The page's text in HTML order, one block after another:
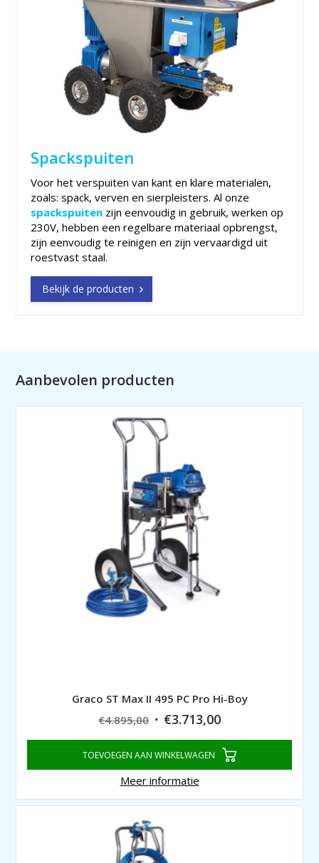
Spackspuiten
Voor het verspuiten van kant en klare materialen,
zoals: spack, verven en sierpleisters. Al onze
spackspuiten zijn eenvoudig in gebruik, werken op
230V, hebben een regelbare materiaal opbrengst,
zijn eenvoudig te reinigen en zijn vervaardigd uit
roestvast staal.
Bekijk de producten
Aanbevolen producten
Graco ST Max II 495 PC Pro Hi-Boy
€4.895,00 Original
price
was:
€4.895,00.
€3.713,00Current
price
is:
TOEVOEGEN AAN WINKELWAGEN
Meer informatie